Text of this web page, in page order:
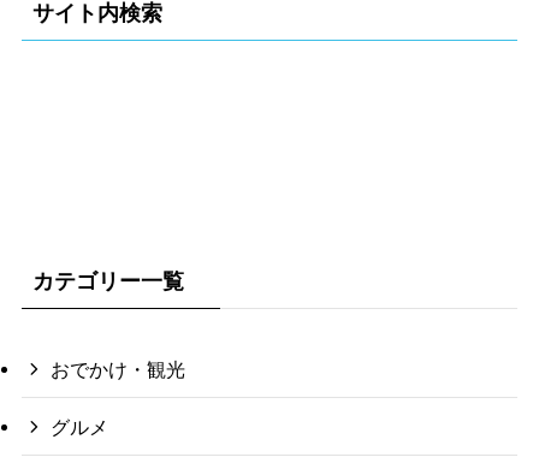
サイト内検索
カテゴリー一覧
おでかけ・観光
グルメ